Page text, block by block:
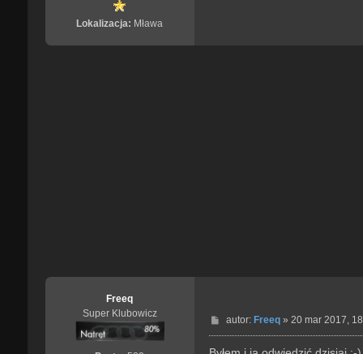
Lokalizacja: Mława
Freeq
Super Klubowicz
P
o
s
autor: Freeq» 20 mar 2017,